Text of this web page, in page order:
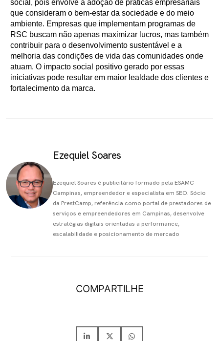
social, pois envolve a adoção de práticas empresariais
que consideram o bem-estar da sociedade e do meio
ambiente. Empresas que implementam programas de
RSC buscam não apenas maximizar lucros, mas também
contribuir para o desenvolvimento sustentável e a
melhoria das condições de vida das comunidades onde
atuam. O impacto social positivo gerado por essas
iniciativas pode resultar em maior lealdade dos clientes e
fortalecimento da marca.
Ezequiel Soares
Ezequiel Soares é publicitário formado pela ESAMC
Campinas, empreendedor e especialista em SEO. Sócio
da PrestCamp, referência como portal de prestadores de
serviços e empreendedores em Campinas, desenvolve
estratégias digitais orientadas a performance,
escalabilidade e posicionamento de mercado
COMPARTILHE